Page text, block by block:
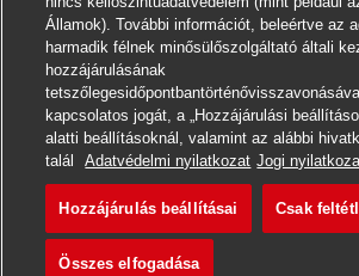
Jelentkezni
Jegyzet 客
Államok). További információt, beleértve az
harmadik félnek minősülőszolgáltató általi
hozzájárulásának
kapcsolatos jogát, a „Hozzájárulási
alatti beállításoknál, valamint az alábbi
talál
Adatvédelmi nyilatkozat Jogi
Hozzájárulás beállításai Csak
Összes elfogadása